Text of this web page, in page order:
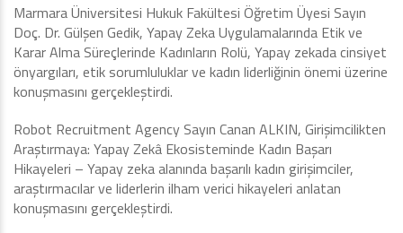
Marmara Üniversitesi Hukuk Fakültesi Öğretim Üyesi Sayın
Doç. Dr. Gülşen Gedik, Yapay Zeka Uygulamalarında Etik ve
Karar Alma Süreçlerinde Kadınların Rolü, Yapay zekada cinsiyet
önyargıları, etik sorumluluklar ve kadın liderliğinin önemi üzerine
konuşmasını gerçekleştirdi.
Robot Recruitment Agency Sayın Canan ALKIN, Girişimcilikten
Araştırmaya: Yapay Zekâ Ekosisteminde Kadın Başarı
Hikayeleri – Yapay zeka alanında başarılı kadın girişimciler,
araştırmacılar ve liderlerin ilham verici hikayeleri anlatan
konuşmasını gerçekleştirdi.